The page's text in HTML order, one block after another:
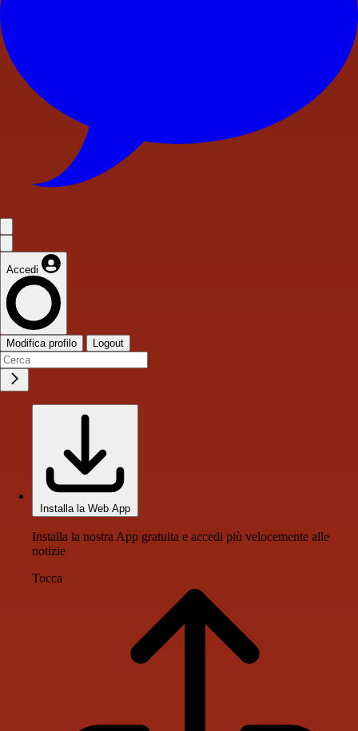
Accedi
Modifica profilo Logout
Installa la Web App
Installa la nostra App gratuita e accedi più velocemente alle
notizie
Tocca